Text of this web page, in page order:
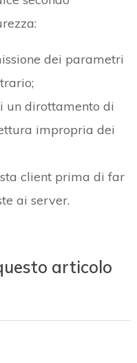
dei parametri
un dirottamento di
impropria dei
client prima di far
ai server.
articolo